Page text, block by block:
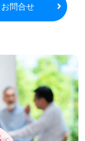
養護老人ホー
でいただける
ン高く働きた
取得を目指し
後の転職/職場
えて働きた
コンサルタン
くお願いしま
お問合せ